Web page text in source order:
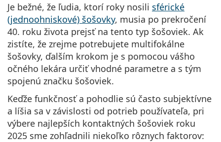
Je bežné, že ľudia, ktorí roky nosili sférické
(jednoohniskové) šošovky, musia po prekročení
40. roku života prejsť na tento typ šošoviek. Ak
zistíte, že zrejme potrebujete multifokálne
šošovky, ďalším krokom je s pomocou vášho
očného lekára určiť vhodné parametre a s tým
spojenú značku šošoviek.
Keďže funkčnosťa pohodlie sú často subjektívne
a líšia sa v závislosti od potrieb používateľa, pri
výbere najlepších kontaktných šošoviek roku
2025 sme zohľadnili niekoľko rôznych faktorov: